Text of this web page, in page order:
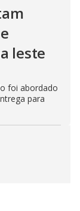
leste
foi abordado
para